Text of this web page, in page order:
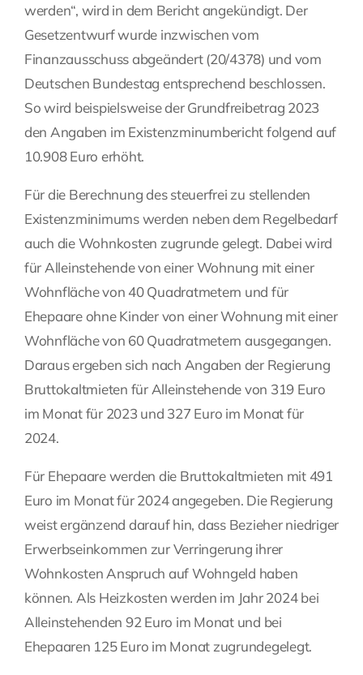
werden“, wird in dem Bericht angekündigt. Der
Gesetzentwurf wurde inzwischen vom
Finanzausschuss abgeändert (20/4378) und vom
Deutschen Bundestag entsprechend beschlossen.
So wird beispielsweise der Grundfreibetrag 2023
den Angaben im Existenzminumbericht folgend auf
10.908 Euro erhöht.
Für die Berechnung des steuerfrei zu stellenden
Existenzminimums werden neben dem Regelbedarf
auch die Wohnkosten zugrunde gelegt. Dabei wird
für Alleinstehende von einer Wohnung mit einer
Wohnfläche von 40 Quadratmetern und für
Ehepaare ohne Kinder von einer Wohnung mit einer
Wohnfläche von 60 Quadratmetern ausgegangen.
Daraus ergeben sich nach Angaben der Regierung
Bruttokaltmieten für Alleinstehende von 319 Euro
im Monat für 2023 und 327 Euro im Monat für
2024.
Für Ehepaare werden die Bruttokaltmieten mit 491
Euro im Monat für 2024 angegeben. Die Regierung
weist ergänzend darauf hin, dass Bezieher niedriger
Erwerbseinkommen zur Verringerung ihrer
Wohnkosten Anspruch auf Wohngeld haben
können. Als Heizkosten werden im Jahr 2024 bei
Alleinstehenden 92 Euro im Monat und bei
Ehepaaren 125 Euro im Monat zugrundegelegt.